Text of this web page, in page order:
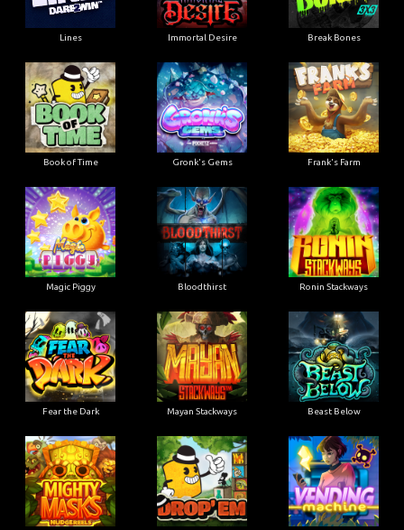
Lines Immortal Desire Break Bones
Book of Time Gronk's Gems Frank's Farm
Magic Piggy Bloodthirst Ronin Stackways
Fear the Dark Mayan Stackways Beast Below